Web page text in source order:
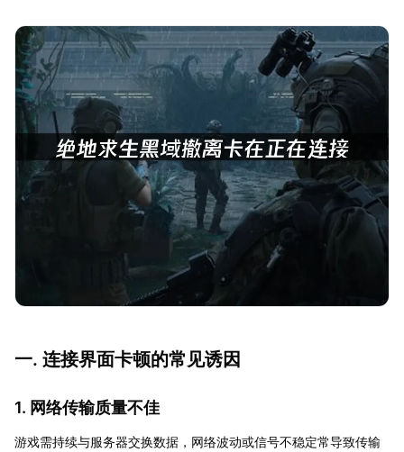
一. 连接界面卡顿的常见诱因
1. 网络传输质量不佳
游戏需持续与服务器交换数据，网络波动或信号不稳定常导致传输